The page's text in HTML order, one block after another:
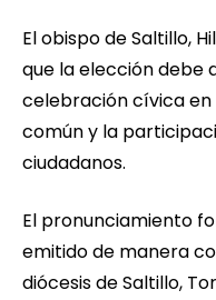
El obispo de Saltillo,
que la elección debe
celebración cívica
común y la
ciudadanos.
El pronunciamiento
emitido de manera
diócesis de Saltillo,